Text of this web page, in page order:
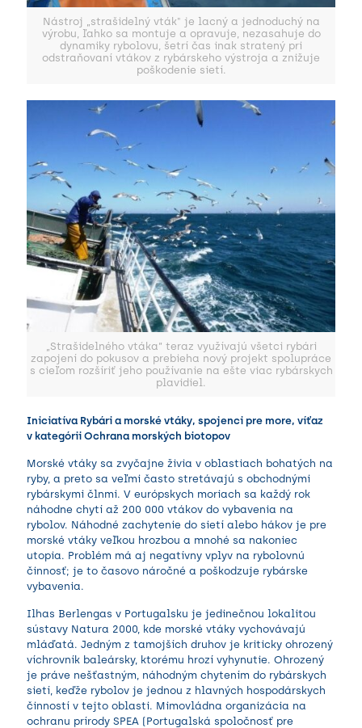
Nástroj „strašidelný vták" je lacný a jednoduchý na
výrobu, ľahko sa montuje a opravuje, nezasahuje do
dynamiky rybolovu, šetrí čas inak stratený pri
odstraňovaní vtákov z rybárskeho výstroja a znižuje
poškodenie sietí.
„Strašidelného vtáka“ teraz využívajú všetci rybári
zapojení do pokusov a prebieha nový projekt spolupráce
s cieľom rozšíriť jeho používanie na ešte viac rybárskych
plavidiel.
Iniciatíva Rybári a morské vtáky, spojenci pre more, víťaz
v kategórii Ochrana morských biotopov
Morské vtáky sa zvyčajne živia v oblastiach bohatých na
ryby, a preto sa veľmi často stretávajú s obchodnými
rybárskymi člnmi. V európskych moriach sa každý rok
náhodne chytí až 200 000 vtákov do vybavenia na
rybolov. Náhodné zachytenie do sietí alebo hákov je pre
morské vtáky veľkou hrozbou a mnohé sa nakoniec
utopia. Problém má aj negatívny vplyv na rybolovnú
činnosť; je to časovo náročné a poškodzuje rybárske
vybavenia.
Ilhas Berlengas v Portugalsku je jedinečnou lokalitou
sústavy Natura 2000, kde morské vtáky vychovávajú
mláďatá. Jedným z tamojších druhov je kriticky ohrozený
víchrovník baleársky, ktorému hrozí vyhynutie. Ohrozený
je práve nešťastným, náhodným chytením do rybárskych
sietí, keďže rybolov je jednou z hlavných hospodárskych
činností v tejto oblasti. Mimovládna organizácia na
ochranu prírody SPEA (Portugalská spoločnosť pre